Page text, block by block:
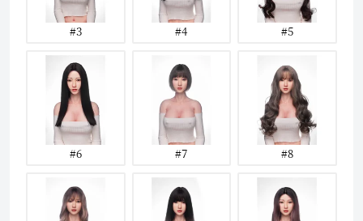
#3 #4 #5
#6 #7 #8